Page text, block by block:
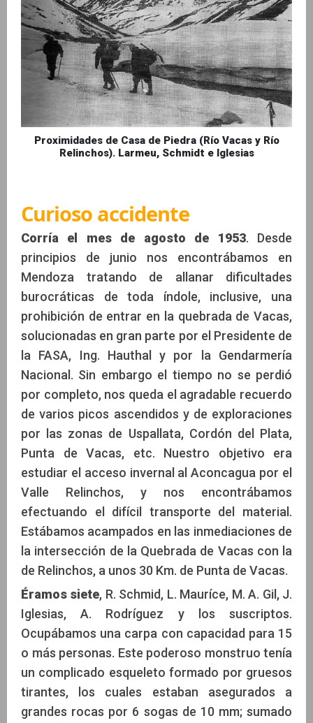
Proximidades de Casa de Piedra (Río Vacas y Río
Relinchos). Larmeu, Schmidt e Iglesias
Curioso accidente
Corría el mes de agosto de 1953. Desde
principios de junio nos encontrábamos en
Mendoza tratando de allanar dificultades
burocráticas de toda índole, inclusive, una
prohibición de entrar en la quebrada de Vacas,
solucionadas en gran parte por el Presidente de
la FASA, Ing. Hauthal y por la Gendarmería
Nacional. Sin embargo el tiempo no se perdió
por completo, nos queda el agradable recuerdo
de varios picos ascendidos y de exploraciones
por las zonas de Uspallata, Cordón del Plata,
Punta de Vacas, etc. Nuestro objetivo era
estudiar el acceso invernal al Aconcagua por el
Valle Relinchos, y nos encontrábamos
efectuando el difícil transporte del material.
Estábamos acampados en las inmediaciones de
la intersección de la Quebrada de Vacas con la
de Relinchos, a unos 30 Km. de Punta de Vacas.
Éramos siete, R. Schmid, L. Mauríce, M. A. Gil, J.
Iglesias, A. Rodríguez y los suscriptos.
Ocupábamos una carpa con capacidad para 15
o más personas. Este poderoso monstruo tenía
un complicado esqueleto formado por gruesos
tirantes, los cuales estaban asegurados a
grandes rocas por 6 sogas de 10 mm; sumado